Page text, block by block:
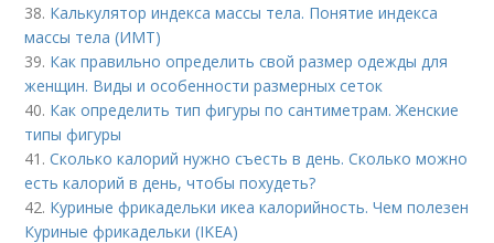
38. Калькулятор индекса массы тела. Понятие индекса
массы тела (ИМТ)
39. Как правильно определить свой размер одежды для
женщин. Виды и особенности размерных сеток
40. Как определить тип фигуры по сантиметрам. Женские
типы фигуры
41.Сколько калорий нужно съесть в день. Сколько можно
есть калорий в день, чтобы похудеть?
42. Куриные фрикадельки икеа калорийность. Чем полезен
Куриные фрикадельки (IKEA)